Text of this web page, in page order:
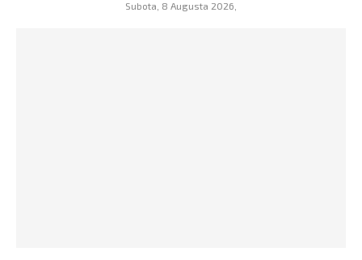
Subota, 8 Augusta 2026,